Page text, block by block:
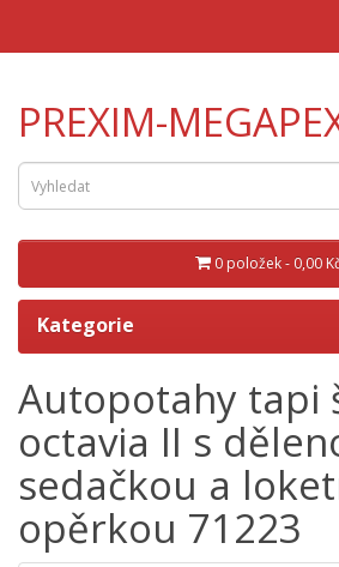
PREXIM-
0 položek - 0,00
Kategorie
Autopotahy tapi
octavia II s
sedačkou a
opěrkou 71223